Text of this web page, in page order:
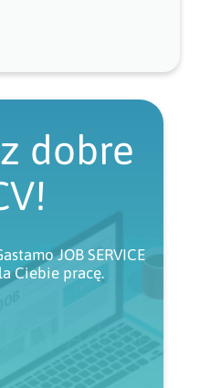
dobre
JOB SERVICE
Ciebie pracę.